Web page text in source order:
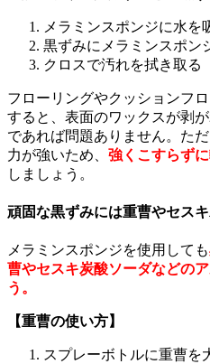
メラミンスポンジに水を
黒ずみにメラミンスポン
クロスで汚れを拭き取る
フローリングやクッションフ
すると、表面のワックスが剥
であれば問題ありません。た
力が強いため、 強くこすらず
しましょう。
頑固な黒ずみには重曹やセス
メラミンスポンジを使用しても
曹やセスキ炭酸ソーダなどの
う。
【重曹の使い方】
スプレーボトルに重曹を